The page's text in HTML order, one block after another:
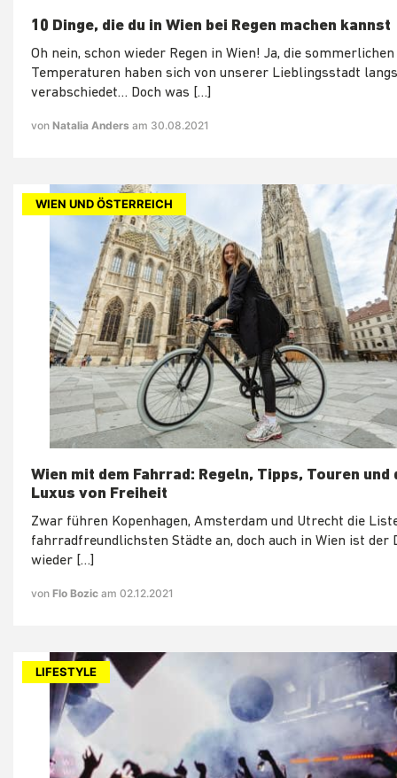
10 Dinge, die du in Wien bei Regen machen kannst
Oh nein, schon wieder Regen in Wien! Ja, die sommerlichen
Temperaturen haben sich von unserer Lieblingsstadt
verabschiedet… Doch was […]
von Natalia Anders am 30.08.2021
WIEN UND ÖSTERREICH
Wien mit dem Fahrrad: Regeln, Tipps, Touren und
Luxus von Freiheit
Zwar führen Kopenhagen, Amsterdam und Utrecht die
fahrradfreundlichsten Städte an, doch auch in Wien ist der
wieder […]
von Flo Bozic am 02.12.2021
LIFESTYLE